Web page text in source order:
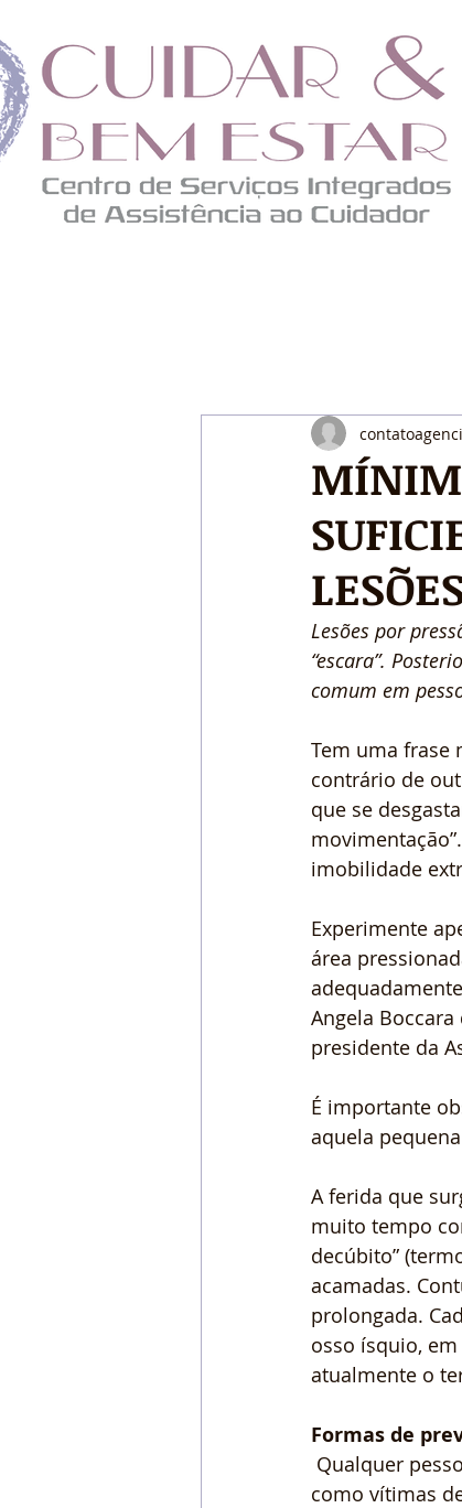
Lesões por
“escara”.
comum em
Tem uma frase
contrário de
que se
imobilidade
Experimente
área
Angela
presidente da
É importante
aquela
A ferida que
muito tempo
decúbito”
acamadas.
prolongada.
osso ísquio,
atualmente o
Formas de
como vítimas